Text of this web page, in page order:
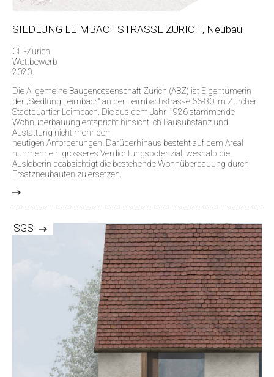
SIEDLUNG LEIMBACHSTRASSE ZÜRICH, Neubau
CH-Zürich
Wettbewerb
2020
Die Allgemeine Baugenossenschaft Zürich (ABZ) ist Eigentümerin
der „Siedlung Leimbach“ an der Leimbachstrasse 66-80 im Zürcher
Stadtquartier Leimbach. Die aus dem Jahr 1926 stammende
Wohnüberbauung entspricht hinsichtlich Bausubstanz und
Austattung nicht mehr den
heutigen Anforderungen. Darüberhinaus besteht auf dem Areal
nunmehr ein grösseres Verdichtungspotenzial, weshalb die
Ausloberin beabsichtigt die bestehende Wohnüberbauung durch
Ersatzneubauten zu ersetzen.
SGS